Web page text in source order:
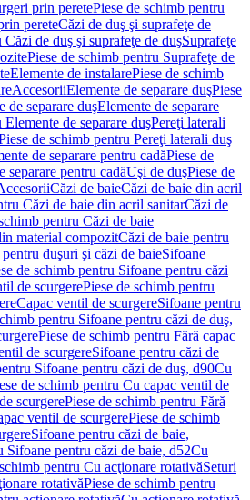
prin peretePiese de schimb pentru
pereteCăzi de duş şi suprafeţe de
de duş şi suprafeţe de duşSuprafeţe
Piese de schimb pentru Suprafeţe de
Elemente de instalarePiese de schimb
AccesoriiElemente de separare duşPiese
de separare duşElemente de separare
de separare duşPereţi laterali
de schimb pentru Pereţi laterali duş
de separare pentru cadăPiese de
separare pentru cadăUşi de duşPiese de
Căzi de baieCăzi de baie din acril
Căzi de baie din acril sanitarCăzi de
pentru Căzi de baie
material compozitCăzi de baie pentru
duşuri şi căzi de baieSifoane
de schimb pentru Sifoane pentru căzi
de scurgerePiese de schimb pentru
Capac ventil de scurgereSifoane pentru
pentru Sifoane pentru căzi de duş,
Piese de schimb pentru Fără capac
de scurgereSifoane pentru căzi de
Sifoane pentru căzi de duş, d90Cu
de schimb pentru Cu capac ventil de
scurgerePiese de schimb pentru Fără
ventil de scurgerePiese de schimb
Sifoane pentru căzi de baie,
Sifoane pentru căzi de baie, d52Cu
pentru Cu acţionare rotativăSeturi
rotativăPiese de schimb pentru